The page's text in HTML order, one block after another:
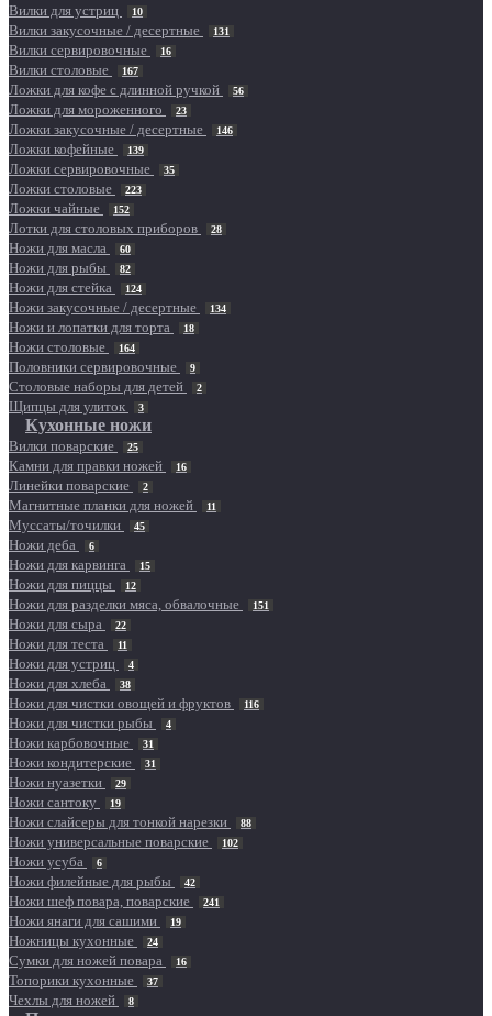
Вилки для устриц 10
Вилки закусочные / десертные 131
Вилки сервировочные 16
Вилки столовые 167
Ложки для кофе с длинной ручкой 56
Ложки для мороженного 23
Ложки закусочные / десертные 146
Ложки кофейные 139
Ложки сервировочные 35
Ложки столовые 223
Ложки чайные 152
Лотки для столовых приборов 28
Ножи для масла 60
Ножи для рыбы 82
Ножи для стейка 124
Ножи закусочные / десертные 134
Ножи и лопатки для торта 18
Ножи столовые 164
Половники сервировочные 9
Столовые наборы для детей 2
Щипцы для улиток 3
Кухонные ножи
Вилки поварские 25
Камни для правки ножей 16
Линейки поварские 2
Магнитные планки для ножей 11
Муссаты/точилки 45
Ножи деба 6
Ножи для карвинга 15
Ножи для пиццы 12
Ножи для разделки мяса, обвалочные 151
Ножи для сыра 22
Ножи для теста 11
Ножи для устриц 4
Ножи для хлеба 38
Ножи для чистки овощей и фруктов 116
Ножи для чистки рыбы 4
Ножи карбовочные 31
Ножи кондитерские 31
Ножи нуазетки 29
Ножи сантоку 19
Ножи слайсеры для тонкой нарезки 88
Ножи универсальные поварские 102
Ножи усуба 6
Ножи филейные для рыбы 42
Ножи шеф повара, поварские 241
Ножи янаги для сашими 19
Ножницы кухонные 24
Сумки для ножей повара 16
Топорики кухонные 37
Чехлы для ножей 8